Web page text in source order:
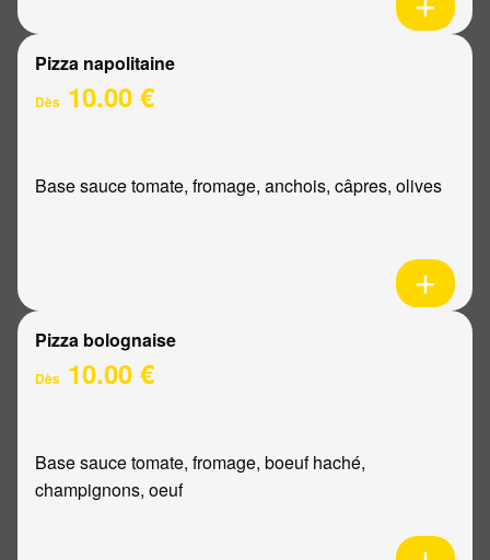
Pizza napolitaine
Dès 10.00 €
Base sauce tomate, fromage, anchois, câpres, olives
Pizza bolognaise
Dès 10.00 €
Base sauce tomate, fromage, boeuf haché,
champignons, oeuf